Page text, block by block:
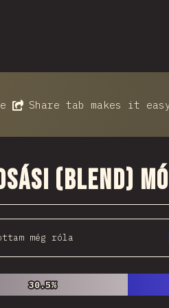
Share tab makes it
(blend)
még róla
30.5%
30.5%